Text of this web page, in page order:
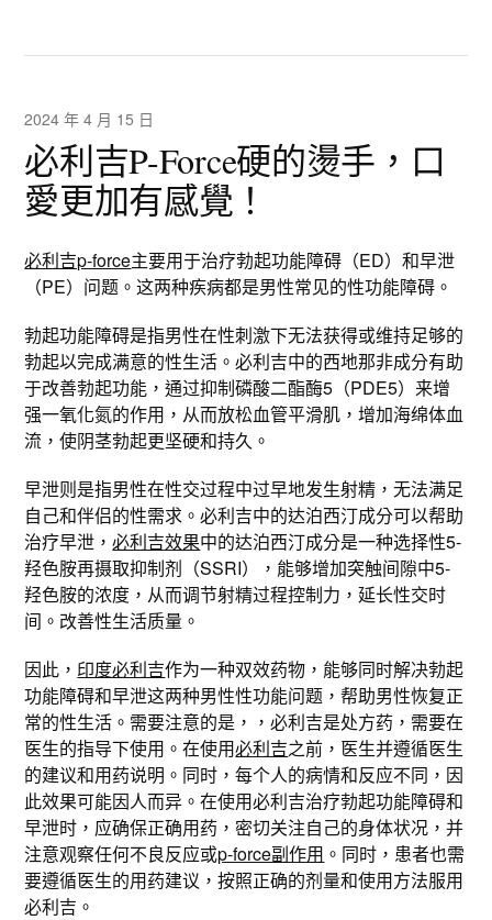
2024 年 4 月 15 日
必利吉P-Force硬的燙手，口
愛更加有感覺！
必利吉p-force主要用于治疗勃起功能障碍（ED）和早泄
（PE）问题。这两种疾病都是男性常见的性功能障碍。
勃起功能障碍是指男性在性刺激下无法获得或维持足够的
勃起以完成满意的性生活。必利吉中的西地那非成分有助
于改善勃起功能，通过抑制磷酸二酯酶5（PDE5）来增
强一氧化氮的作用，从而放松血管平滑肌，增加海绵体血
流，使阴茎勃起更坚硬和持久。
早泄则是指男性在性交过程中过早地发生射精，无法满足
自己和伴侣的性需求。必利吉中的达泊西汀成分可以帮助
治疗早泄，必利吉效果中的达泊西汀成分是一种选择性5-
羟色胺再摄取抑制剂（SSRI），能够增加突触间隙中5-
羟色胺的浓度，从而调节射精过程控制力，延长性交时
间。改善性生活质量。
因此， 印度必利吉作为一种双效药物，能够同时解决勃起
功能障碍和早泄这两种男性性功能问题，帮助男性恢复正
常的性生活。需要注意的是，，必利吉是处方药，需要在
医生的指导下使用。在使用必利吉之前，医生并遵循医生
的建议和用药说明。同时，每个人的病情和反应不同，因
此效果可能因人而异。在使用必利吉治疗勃起功能障碍和
早泄时，应确保正确用药，密切关注自己的身体状况，并
注意观察任何不良反应或p-force副作用 。同时，患者也需
要遵循医生的用药建议，按照正确的剂量和使用方法服用
必利吉。